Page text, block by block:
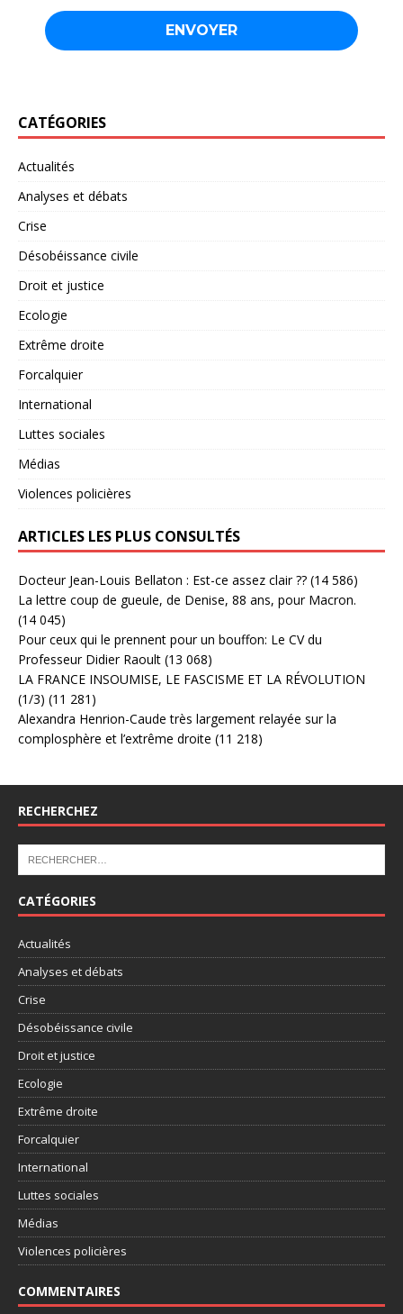
CATÉGORIES
Actualités
Analyses et débats
Crise
Désobéissance civile
Droit et justice
Ecologie
Extrême droite
Forcalquier
International
Luttes sociales
Médias
Violences policières
ARTICLES LES PLUS CONSULTÉS
Docteur Jean-Louis Bellaton : Est-ce assez clair ?? (14 586)
La lettre coup de gueule, de Denise, 88 ans, pour Macron.
(14 045)
Pour ceux qui le prennent pour un bouffon: Le CV du
Professeur Didier Raoult (13 068)
LA FRANCE INSOUMISE, LE FASCISME ET LA RÉVOLUTION
(1/3) (11 281)
Alexandra Henrion-Caude très largement relayée sur la
complosphère et l’extrême droite (11 218)
RECHERCHEZ
CATÉGORIES
Actualités
Analyses et débats
Crise
Désobéissance civile
Droit et justice
Ecologie
Extrême droite
Forcalquier
International
Luttes sociales
Médias
Violences policières
COMMENTAIRES